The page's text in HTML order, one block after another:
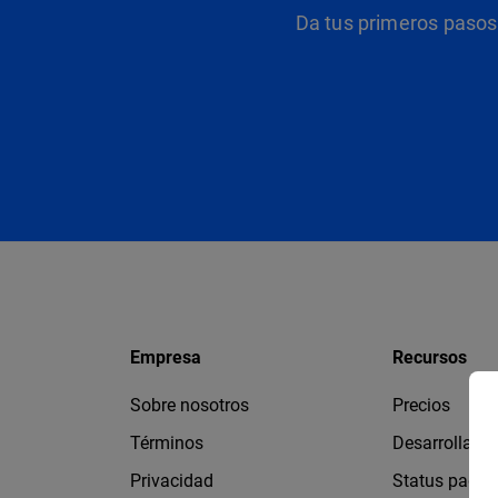
Da tus primeros
Empresa
Sobre nosotros
Términos
Privacidad
Recursos
Precios
Status page